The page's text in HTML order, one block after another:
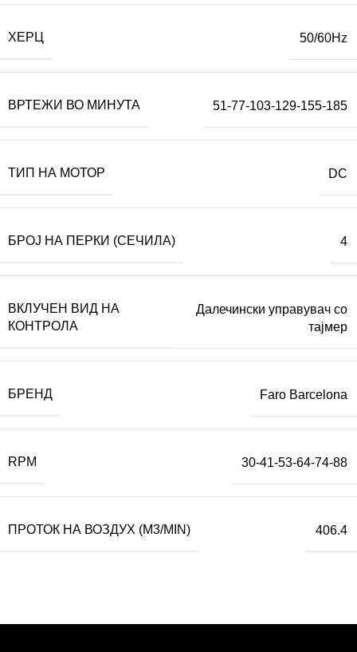
ХЕРЦ 50/60Hz
ВРТЕЖИ ВО МИНУТА 51-77-103-129-155-185
ТИП НА МОТОР DC
БРОЈ НА ПЕРКИ (СЕЧИЛА) 4
ВКЛУЧЕН ВИД НА
КОНТРОЛА
Далечински управувач со
тајмер
БРЕНД Faro Barcelona
RPM 30-41-53-64-74-88
ПРОТОК НА ВОЗДУХ (M3/MIN) 406.4